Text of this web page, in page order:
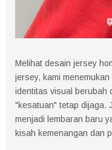
Melihat desain jersey
jersey, kami
identitas visual berubah
"kesatuan" tetap dijaga.
menjadi lembaran baru
kisah kemenangan dan